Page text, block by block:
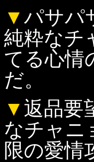
▼パサパ
純粋なチ
てる心情
だ。
▼ 返品要
なチャニ
限の愛情